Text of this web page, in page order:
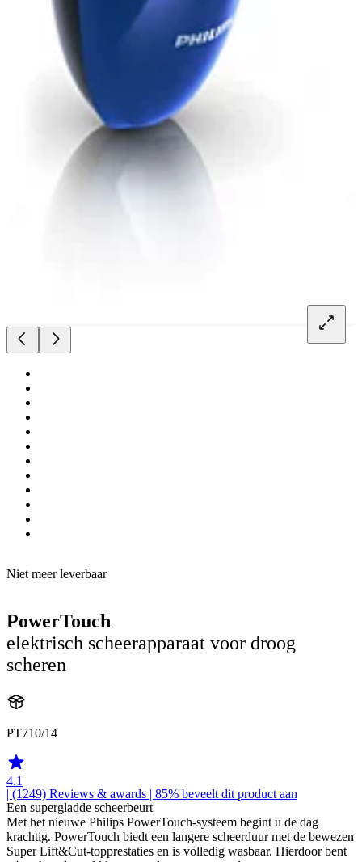
Niet meer leverbaar
PowerTouch
elektrisch scheerapparaat voor droog
scheren
PT710/14
4.1
| (1249) Reviews & awards | 85% beveelt dit product aan
Een supergladde scheerbeurt
Met het nieuwe Philips PowerTouch-systeem begint u de dag
krachtig. PowerTouch biedt een langere scheerduur met de bewezen
Super Lift&Cut-topprestaties en is volledig wasbaar. Hierdoor bent